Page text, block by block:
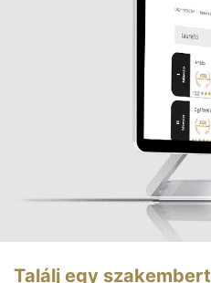
Találj egy szakembert